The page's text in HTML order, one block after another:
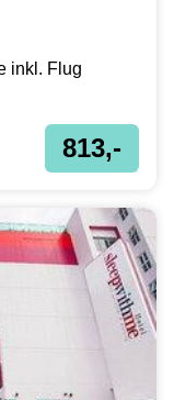
inkl. Flug
813,-